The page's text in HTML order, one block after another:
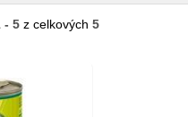
- 5 z celkových 5